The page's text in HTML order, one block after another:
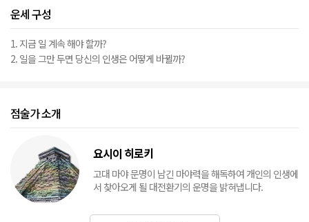
운세 구성
1. 지금 일 계속 해야 할까?
2. 일을 그만 두면 당신의 인생은 어떻게 바뀔까?
점술가 소개
요시이 히로키
고대 마야 문명이 남긴 마야력을 해독하여 개인의 인생에
서 찾아오게 될 대전환기의 운명을 밝혀냅니다.